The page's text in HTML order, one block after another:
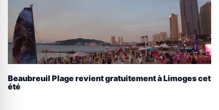
Beaubreuil Plage revient gratuitement à Limoges cet
été